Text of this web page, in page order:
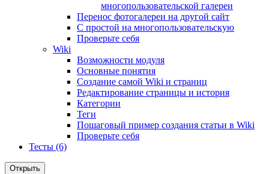
многопользовательской галереи
Перенос фотогалереи на другой сайт
С простой на многопользовательскую
Проверьте себя
Wiki
Возможности модуля
Основные понятия
Создание самой Wiki и страниц
Редактирование страницы и история
Категории
Теги
Пошаговый пример создания статьи в Wiki
Проверьте себя
Тесты (6)
Открыть